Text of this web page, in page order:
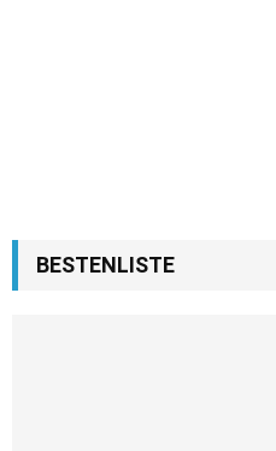
BESTENLISTE